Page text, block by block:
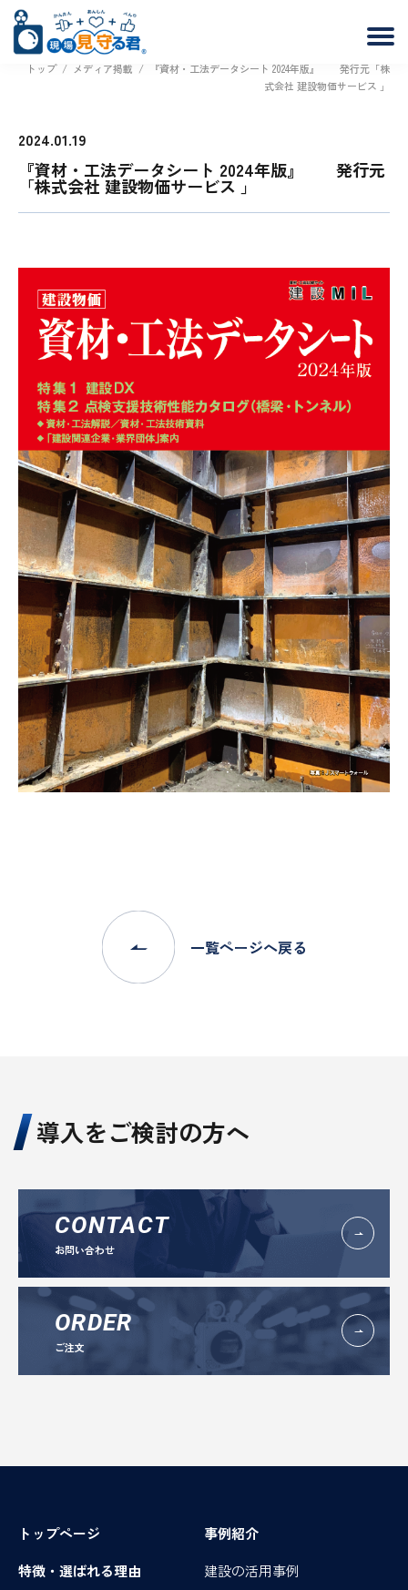
トップ / メディア掲載 /
『資材・工法データシート 2024年版』 発行元「株
式会社 建設物価サービス 」
2024.01.19
『資材・工法データシート 2024年版』 発行元
「株式会社 建設物価サービス 」
一覧ページへ戻る
導入をご検討の方へ
CONTACT
お問い合わせ
ORDER
ご注文
トップページ
特徴・選ばれる理由
事例紹介
建設の活用事例